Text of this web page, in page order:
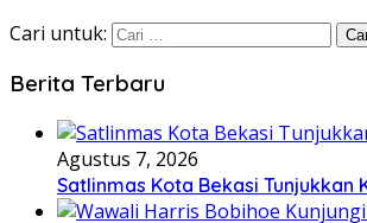
Cari untuk:
Berita Terbaru
Agustus 7, 2026
Satlinmas Kota Bekasi Tunjukkan